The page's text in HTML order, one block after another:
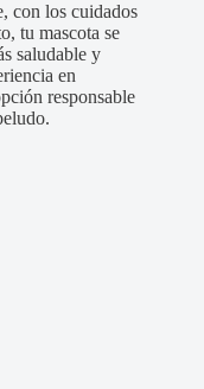
con los cuidados
tu mascota se
saludable y
en
responsable